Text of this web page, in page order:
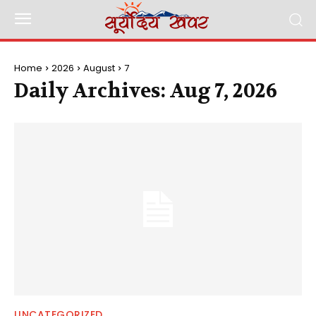
Home 2026 August 7
Daily Archives: Aug 7, 2026